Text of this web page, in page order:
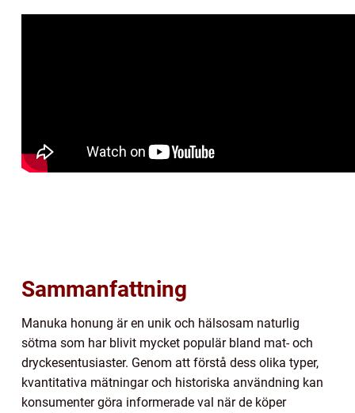
Sammanfattning
Manuka honung är en unik och hälsosam naturlig
sötma som har blivit mycket populär bland mat- och
dryckesentusiaster. Genom att förstå dess olika typer,
kvantitativa mätningar och historiska användning kan
konsumenter göra informerade val när de köper